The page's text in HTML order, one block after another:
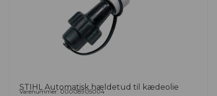
STIHL Automatisk hældetud til kædeolie
Varenummer: 00008905004